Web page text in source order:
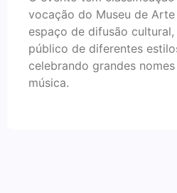
vocação do Museu de
espaço de difusão
público de diferentes
celebrando grandes
música.